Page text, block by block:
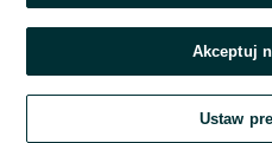
Akceptuj
Ustaw